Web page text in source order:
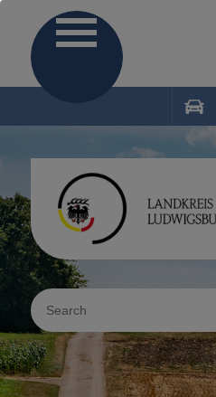
Sucheingabe